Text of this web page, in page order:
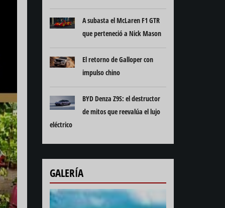
A subasta el McLaren F1 GTR
que perteneció a Nick Mason
El retorno de Galloper con
impulso chino
BYD Denza Z9S: el destructor
de mitos que reevalúa el lujo
eléctrico
GALERÍA